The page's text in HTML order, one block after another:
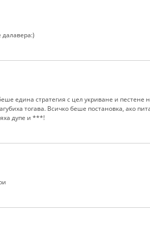
далавера:)
едина стратегия с цел укриване и пестене
тогава. Всичко беше постановка, ако
дупе и ***!